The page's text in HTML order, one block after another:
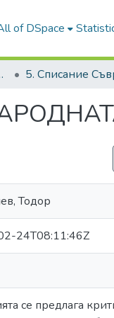
of DSpace
University
Тодор
24T08:11:46Z
се предлага